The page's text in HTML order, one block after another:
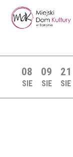
08
SIE
09
SIE
21
SIE